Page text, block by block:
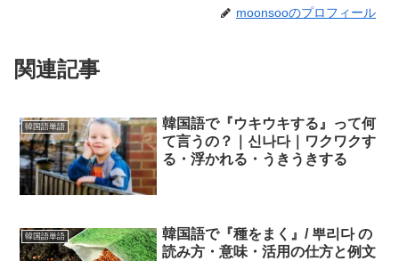
moonsooのプロフィール
関連記事
韓国語単語
韓国語で『ウキウキする』って何
て言うの？｜신나다｜ワクワクす
る・浮かれる・うきうきする
韓国語単語
韓国語で『種をまく』/ 뿌리다 の
読み方・意味・活用の仕方と例文